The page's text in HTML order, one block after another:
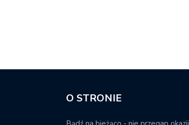
O STRONIE